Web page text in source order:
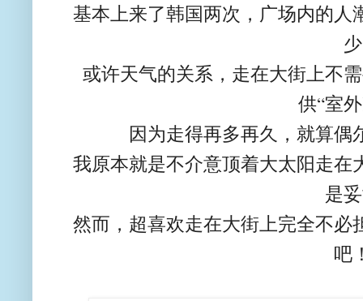
基本上来了韩国两次，广场内的
少
或许天气的关系，走在大街上不
供“室
因为走得再多再久，就算偶
我原本就是不介意顶着大太阳走
是
然而，超喜欢走在大街上完全不
吧